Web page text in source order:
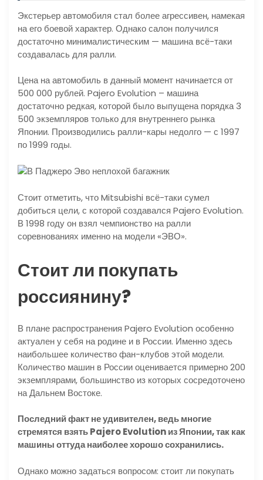
Экстерьер автомобиля стал более агрессивен, намекая
на его боевой характер. Однако салон получился
достаточно минималистическим — машина всё-таки
создавалась для ралли.
Цена на автомобиль в данный момент начинается от
500 000 рублей. Pajero Evolution – машина
достаточно редкая, которой было выпущена порядка 3
500 экземпляров только для внутреннего рынка
Японии. Производились ралли-кары недолго — с 1997
по 1999 годы.
Стоит отметить, что Mitsubishi всё-таки сумел
добиться цели, с которой создавался Pajero Evolution.
В 1998 году он взял чемпионство на ралли
соревнованиях именно на модели «ЭВО».
Стоит ли покупать
россиянину?
В плане распространения Pajero Evolution особенно
актуален у себя на родине и в России. Именно здесь
наибольшее количество фан-клубов этой модели.
Количество машин в России оценивается примерно 200
экземплярами, большинство из которых сосредоточено
на Дальнем Востоке.
Последний факт не удивителен, ведь многие
стремятся взять Pajero Evolution из Японии, так как
машины оттуда наиболее хорошо сохранились.
Однако можно задаться вопросом: стоит ли покупать